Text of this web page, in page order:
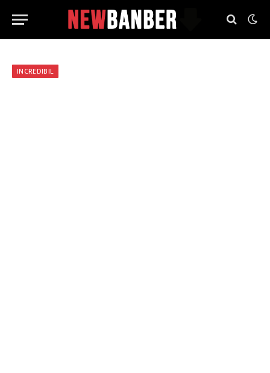
INCREDIBIL